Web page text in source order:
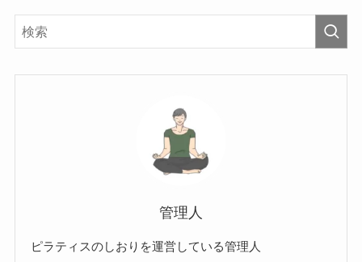
管理人
ピラティスのしおりを運営している管理人